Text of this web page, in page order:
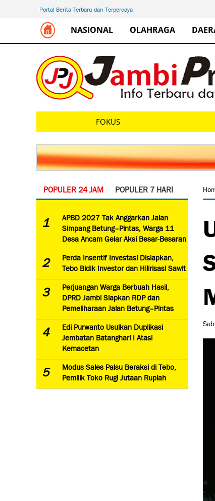
Portal Berita Terbaru dan Terpercaya
NASIONAL OLAHRAGA
FOKUS
POPULER 24 JAM POPULER 7 HARI
1
APBD 2027 Tak Anggarkan Jalan
Simpang Betung–Pintas, Warga 11
Desa Ancam Gelar Aksi Besar-Besaran
2
Perda Insentif Investasi Disiapkan,
Tebo Bidik Investor dan Hilirisasi Sawit
3
Perjuangan Warga Berbuah Hasil,
DPRD Jambi Siapkan RDP dan
Pemeliharaan Jalan Betung–Pintas
4
Edi Purwanto Usulkan Duplikasi
Jembatan Batanghari I Atasi
Kemacetan
5
Modus Sales Palsu Beraksi di Tebo,
Pemilik Toko Rugi Jutaan Rupiah